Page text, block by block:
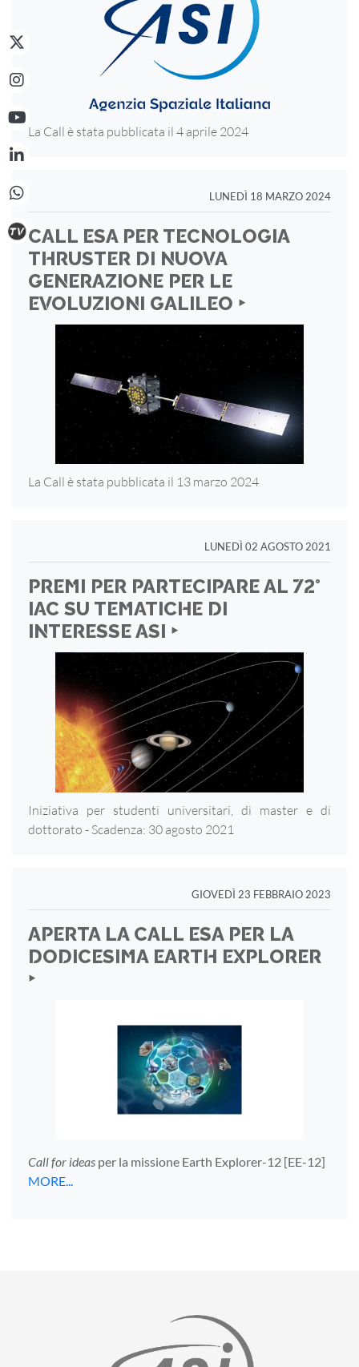
La Call è stata pubblicata il 4 aprile 2024
LUNEDÌ 18 MARZO 2024
CALL ESA PER TECNOLOGIA
THRUSTER DI NUOVA
GENERAZIONE PER LE
EVOLUZIONI GALILEO ‣
La Call è stata pubblicata il 13 marzo 2024
LUNEDÌ 02 AGOSTO 2021
PREMI PER PARTECIPARE AL 72°
IAC SU TEMATICHE DI
INTERESSE ASI ‣
Iniziativa per studenti universitari, di master e di
dottorato - Scadenza: 30 agosto 2021
GIOVEDÌ 23 FEBBRAIO 2023
APERTA LA CALL ESA PER LA
DODICESIMA EARTH EXPLORER
‣
Call for ideas per la missione Earth Explorer-12 [EE-12]
MORE...